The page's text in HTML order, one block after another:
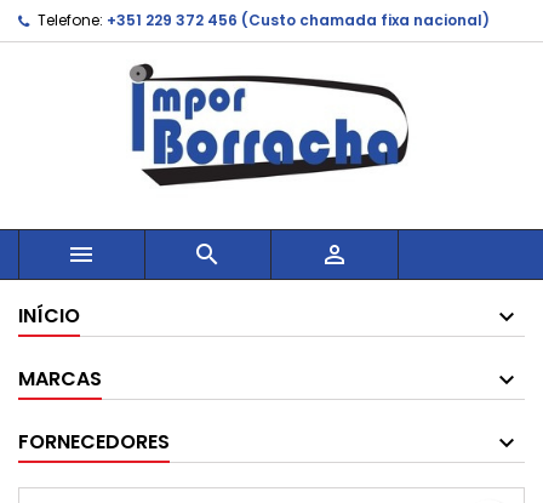
Telefone: +351 229 372 456 (Custo chamada fixa nacional)
  
INÍCIO
MARCAS
FORNECEDORES